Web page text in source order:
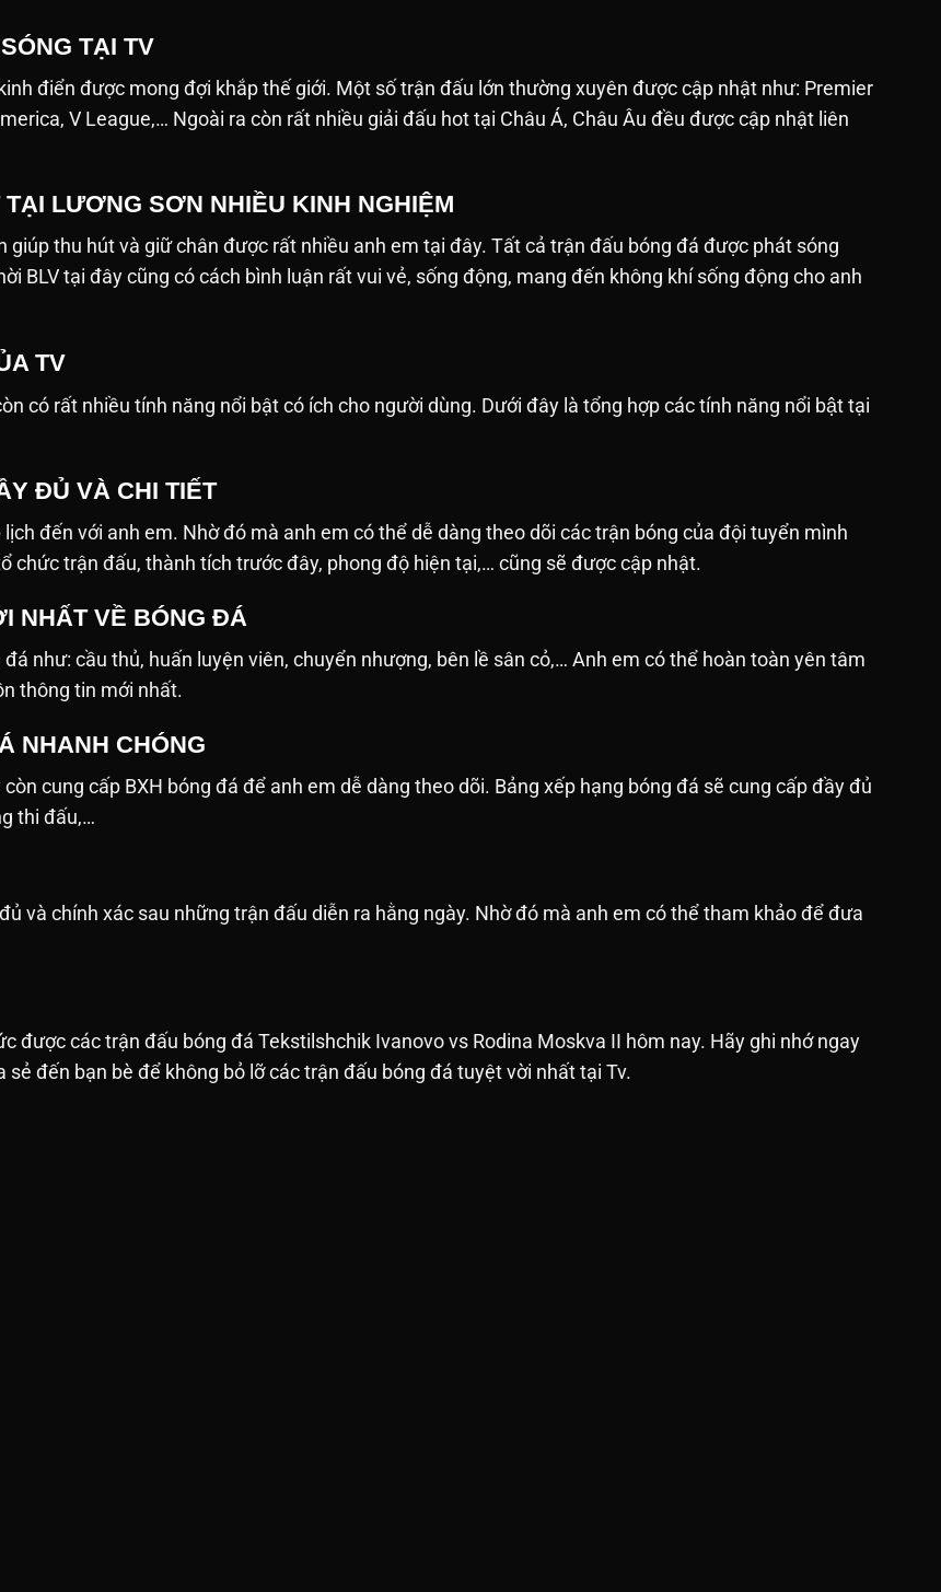
TẠI TV
điển được mong đợi khắp thế giới. Một số trận đấu lớn thường xuyên được cập nhật như: Premier
V League,… Ngoài ra còn rất nhiều giải đấu hot tại Châu Á, Châu Âu đều được cập nhật liên
LƯƠNG SƠN NHIỀU KINH NGHIỆM
thu hút và giữ chân được rất nhiều anh em tại đây. Tất cả trận đấu bóng đá được phát sóng
BLV tại đây cũng có cách bình luận rất vui vẻ, sống động, mang đến không khí sống động cho anh
TV
có rất nhiều tính năng nổi bật có ích cho người dùng. Dưới đây là tổng hợp các tính năng nổi bật tại
ĐỦ VÀ CHI TIẾT
đến với anh em. Nhờ đó mà anh em có thể dễ dàng theo dõi các trận bóng của đội tuyển mình
chức trận đấu, thành tích trước đây, phong độ hiện tại,… cũng sẽ được cập nhật.
NHẤT VỀ BÓNG ĐÁ
như: cầu thủ, huấn luyện viên, chuyển nhượng, bên lề sân cỏ,… Anh em có thể hoàn toàn yên tâm
thông tin mới nhất.
NHANH CHÓNG
cung cấp BXH bóng đá để anh em dễ dàng theo dõi. Bảng xếp hạng bóng đá sẽ cung cấp đầy đủ
thi đấu,…
và chính xác sau những trận đấu diễn ra hằng ngày. Nhờ đó mà anh em có thể tham khảo để đưa
được các trận đấu bóng đá Tekstilshchik Ivanovo vs Rodina Moskva II hôm nay. Hãy ghi nhớ ngay
sẻ đến bạn bè để không bỏ lỡ các trận đấu bóng đá tuyệt vời nhất tại Tv.